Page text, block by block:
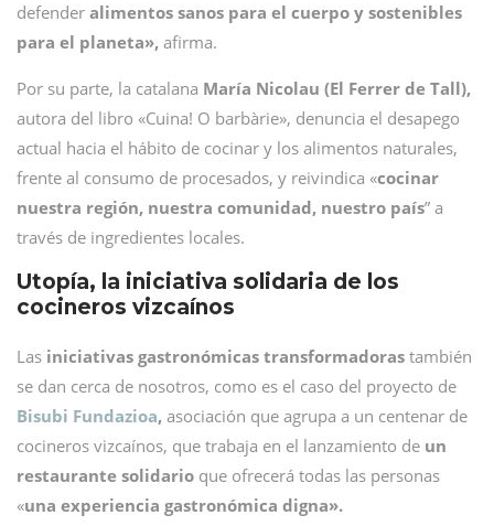
defender alimentos sanos para el cuerpo y sostenibles
para el planeta», afirma.
Por su parte, la catalana María Nicolau (El Ferrer de Tall),
autora del libro «Cuina! O barbàrie», denuncia el desapego
actual hacia el hábito de cocinar y los alimentos naturales,
frente al consumo de procesados, y reivindica «cocinar
nuestra región, nuestra comunidad, nuestro país” a
través de ingredientes locales.
Utopía, la iniciativa solidaria de los
cocineros vizcaínos
Las iniciativas gastronómicas transformadoras también
se dan cerca de nosotros, como es el caso del proyecto de
Bisubi Fundazioa, asociación que agrupa a un centenar de
cocineros vizcaínos, que trabaja en el lanzamiento de un
restaurante solidario que ofrecerá todas las personas
«una experiencia gastronómica digna».